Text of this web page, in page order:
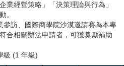
業經營策略」「決策理論與行為」
。
訪、國際商學院沙漠邀請賽為本專
合相關辦法申請者，可獲獎勵補助
級 (1 年級)